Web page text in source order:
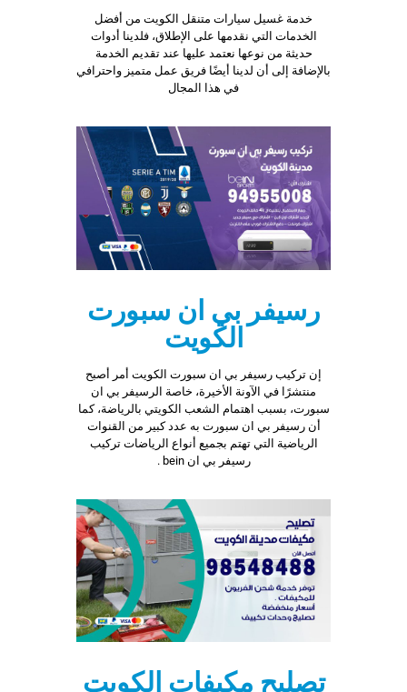
خدمة غسيل سيارات متنقل الكويت من أفضل
الخدمات التي نقدمها على الإطلاق، فلدينا أدوات
حديثة من نوعها نعتمد عليها عند تقديم الخدمة
بالإضافة إلى أن لدينا أيضًا فريق عمل متميز واحترافي
في هذا المجال
رسيفر بي ان سبورت
الكويت
إن تركيب رسيفر بي ان سبورت الكويت أمر أصبح
منتشرًا في الآونة الأخيرة، خاصة الرسيفر بي ان
سبورت، بسبب اهتمام الشعب الكويتي بالرياضة، كما
أن رسيفر بي ان سبورت به عدد كبير من القنوات
الرياضية التي تهتم بجميع أنواع الرياضات تركيب
رسيفر بي ان bein .
تصليح مكيفات الكويت